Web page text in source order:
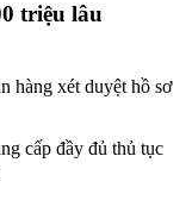
triệu lâu
hàng xét duyệt hồ sơ
cấp đầy đủ thủ tục